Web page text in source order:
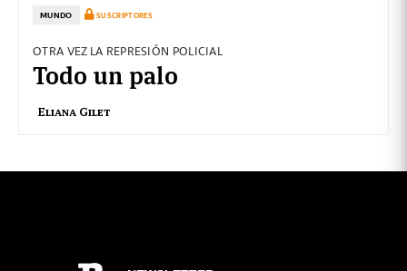
MUNDO SUSCRIPTORES
OTRA VEZ LA REPRESIÓN POLICIAL
Todo un palo
Eliana Gilet